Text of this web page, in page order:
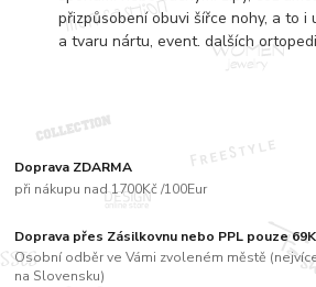
Doprava ZDARMA
při nákupu nad 1700Kč /100Eur
Doprava přes Zásilkovnu nebo PPL pouze
Osobní odběr ve Vámi zvoleném městě
na Slovensku)
přizpůsobení obuvi šířce nohy, a to i
a tvaru nártu, event. dalších